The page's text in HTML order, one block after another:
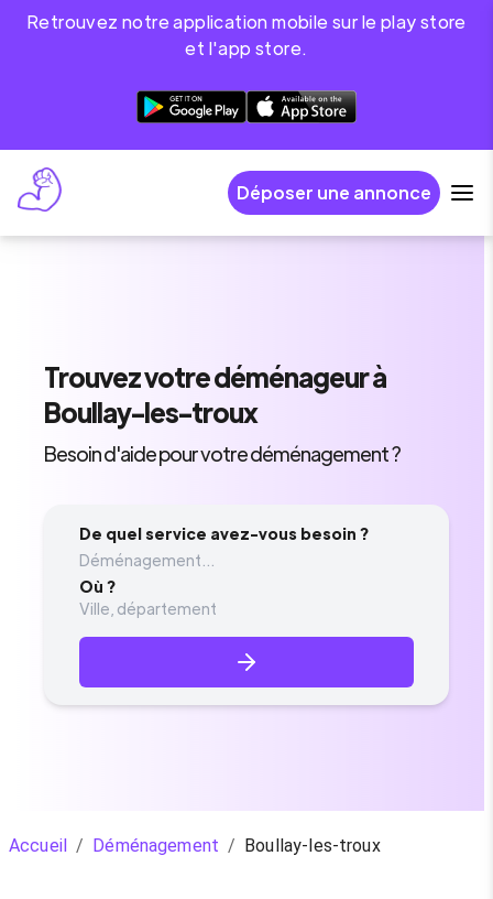
Retrouvez notre application mobile sur le play store
et l'app store.
Déposer une annonce
Trouvezvotre déménageurà
Boullay-les-troux
Besoin d'aide pour votre déménagement ?
De quel service avez-vous besoin ?
Déménagement...
Où ?
Accueil / Déménagement / Boullay-les-troux